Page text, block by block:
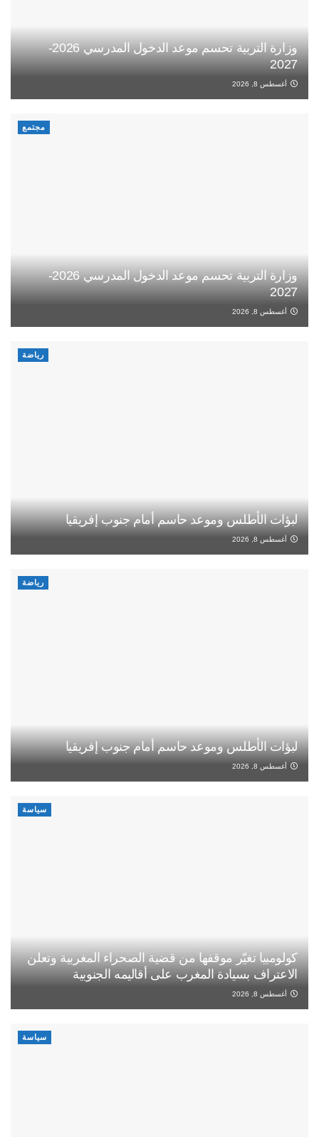
وزارة التربية تحسم موعد الدخول المدرسي 2026-
2027
أغسطس 8, 2026
مجتمع
وزارة التربية تحسم موعد الدخول المدرسي 2026-
2027
أغسطس 8, 2026
رياضة
لبؤات الأطلس وموعد حاسم أمام جنوب إفريقيا
أغسطس 8, 2026
رياضة
لبؤات الأطلس وموعد حاسم أمام جنوب إفريقيا
أغسطس 8, 2026
سياسة
كولومبيا تغيّر موقفها من قضية الصحراء المغربية وتعلن
الاعتراف بسيادة المغرب على أقاليمه الجنوبية
أغسطس 8, 2026
سياسة